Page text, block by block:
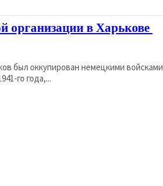
организации в Харькове
был оккупирован немецкими
го года,...